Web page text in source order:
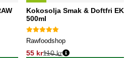
Kokosolja Smak & Doftfri EKO
500ml
Rawfoodshop
55 kr110 kr